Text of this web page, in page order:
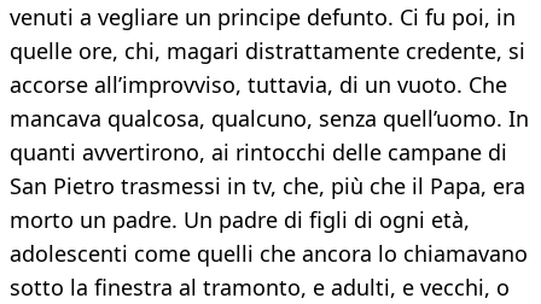
venuti a vegliare un principe defunto. Ci fu poi, in
quelle ore, chi, magari distrattamente credente, si
accorse all’improvviso, tuttavia, di un vuoto. Che
mancava qualcosa, qualcuno, senza quell’uomo. In
quanti avvertirono, ai rintocchi delle campane di
San Pietro trasmessi in tv, che, più che il Papa, era
morto un padre. Un padre di figli di ogni età,
adolescenti come quelli che ancora lo chiamavano
sotto la finestra al tramonto, e adulti, e vecchi, o